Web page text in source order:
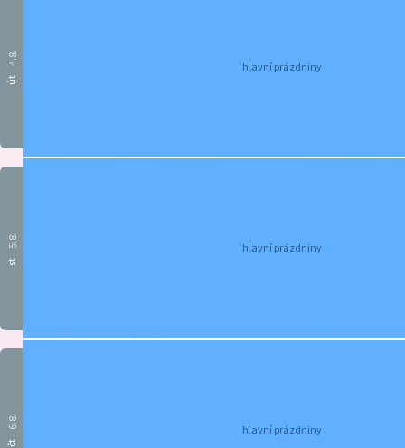
út
4.8.
hlavní prázdniny
st
5.8. hlavní prázdniny
čt
6.8. hlavní prázdniny